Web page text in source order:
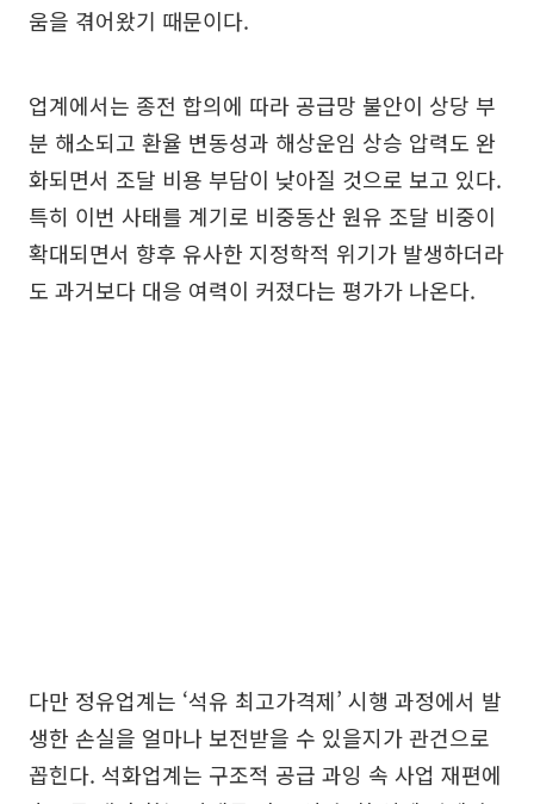
움을 겪어왔기 때문이다.
업계에서는 종전 합의에 따라 공급망 불안이 상당 부
분 해소되고 환율 변동성과 해상운임 상승 압력도 완
화되면서 조달 비용 부담이 낮아질 것으로 보고 있다.
특히 이번 사태를 계기로 비중동산 원유 조달 비중이
확대되면서 향후 유사한 지정학적 위기가 발생하더라
도 과거보다 대응 여력이 커졌다는 평가가 나온다.
다만 정유업계는 ‘석유 최고가격제’ 시행 과정에서 발
생한 손실을 얼마나 보전받을 수 있을지가 관건으로
꼽힌다. 석화업계는 구조적 공급 과잉 속 사업 재편에